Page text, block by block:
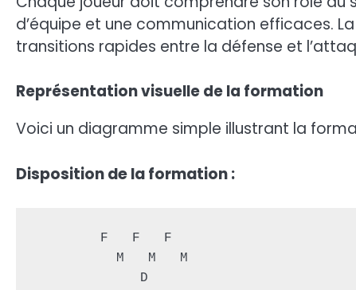
d’équipe et une communication efficaces.
transitions rapides entre la défense et
Représentation visuelle de la formation
Voici un diagramme simple illustrant la
Disposition de la formation :
        F   F   F
          M   M   M
             D